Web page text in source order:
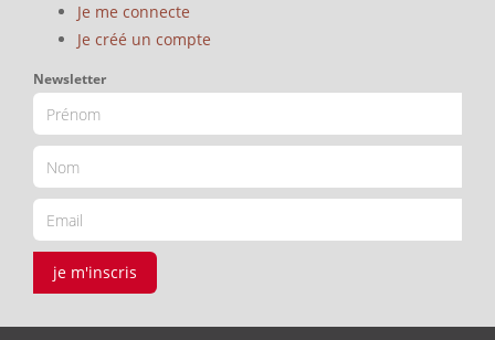
Je me connecte
Je créé un compte
Newsletter
je m'inscris